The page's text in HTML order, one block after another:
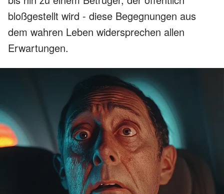
bloßgestellt wird - diese Begegnungen aus
dem wahren Leben widersprechen allen
Erwartungen.